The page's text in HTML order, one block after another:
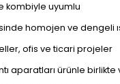
kombiyle uyumlu
homojen ve dengeli ısı
ofis ve ticari projeler
aparatları ürünle birlikte